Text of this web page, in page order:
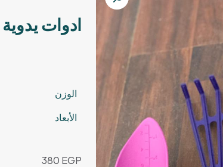
ادوات
الوزن
الأبعاد
380 EGP